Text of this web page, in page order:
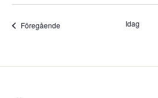
Föregående Idag